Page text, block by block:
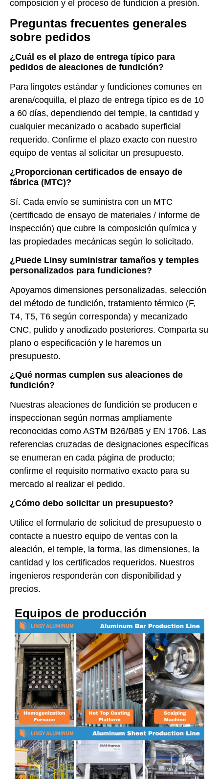
composición y el proceso de fundición a presión.
Preguntas frecuentes generales
sobre pedidos
¿Cuál es el plazo de entrega típico para
pedidos de aleaciones de fundición?
Para lingotes estándar y fundiciones comunes en
arena/coquilla, el plazo de entrega típico es de 10
a 60 días, dependiendo del temple, la cantidad y
cualquier mecanizado o acabado superficial
requerido. Confirme el plazo exacto con nuestro
equipo de ventas al solicitar un presupuesto.
¿Proporcionan certificados de ensayo de
fábrica (MTC)?
Sí. Cada envío se suministra con un MTC
(certificado de ensayo de materiales / informe de
inspección) que cubre la composición química y
las propiedades mecánicas según lo solicitado.
¿Puede Linsy suministrar tamaños y temples
personalizados para fundiciones?
Apoyamos dimensiones personalizadas, selección
del método de fundición, tratamiento térmico (F,
T4, T5, T6 según corresponda) y mecanizado
CNC, pulido y anodizado posteriores. Comparta su
plano o especificación y le haremos un
presupuesto.
¿Qué normas cumplen sus aleaciones de
fundición?
Nuestras aleaciones de fundición se producen e
inspeccionan según normas ampliamente
reconocidas como ASTM B26/B85 y EN 1706. Las
referencias cruzadas de designaciones específicas
se enumeran en cada página de producto;
confirme el requisito normativo exacto para su
mercado al realizar el pedido.
¿Cómo debo solicitar un presupuesto?
Utilice el formulario de solicitud de presupuesto o
contacte a nuestro equipo de ventas con la
aleación, el temple, la forma, las dimensiones, la
cantidad y los certificados requeridos. Nuestros
ingenieros responderán con disponibilidad y
precios.
Equipos de producción